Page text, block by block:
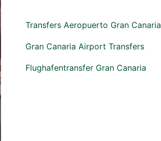
Transfers Aeropuerto Gran Canaria
Gran Canaria Airport Transfers
Flughafentransfer Gran Canaria